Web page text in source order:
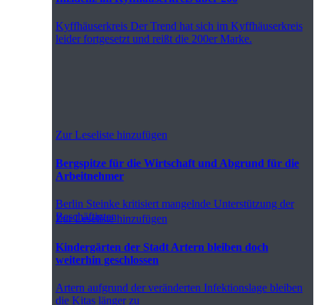
KyffhäuserkreisDer Trend hat sich im Kyffhäuserkreis
leider fortgesetzt und reißt die 200er Marke.
Zur Leseliste hinzufügen
Bergspitze für die Wirtschaft und Abgrund für die
Arbeitnehmer
Berlin Steinke kritisiert mangelnde Unterstützung der
Beschäftigten
Zur Leseliste hinzufügen
Kindergärten der Stadt Artern bleiben doch
weiterhin geschlossen
Artern aufgrund der veränderten Infektionslage bleiben
die Kitas länger zu